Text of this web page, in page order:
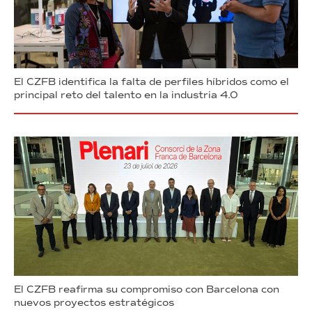
El CZFB identifica la falta de perfiles híbridos como el
principal reto del talento en la industria 4.0
El CZFB reafirma su compromiso con Barcelona con
nuevos proyectos estratégicos